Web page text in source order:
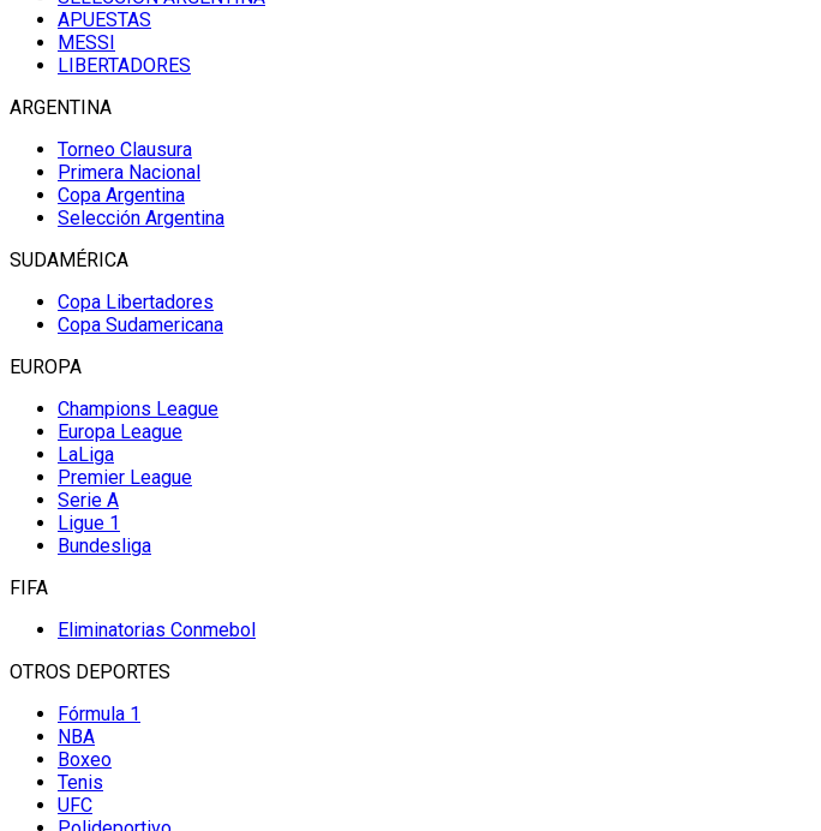
APUESTAS
MESSI
LIBERTADORES
ARGENTINA
Torneo Clausura
Primera Nacional
Copa Argentina
Selección Argentina
SUDAMÉRICA
Copa Libertadores
Copa Sudamericana
EUROPA
Champions League
Europa League
LaLiga
Premier League
Serie A
Ligue 1
Bundesliga
FIFA
Eliminatorias Conmebol
OTROS DEPORTES
Fórmula 1
NBA
Boxeo
Tenis
UFC